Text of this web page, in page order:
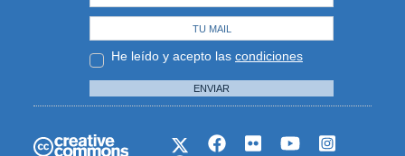
He leído y acepto las condiciones
ENVIAR